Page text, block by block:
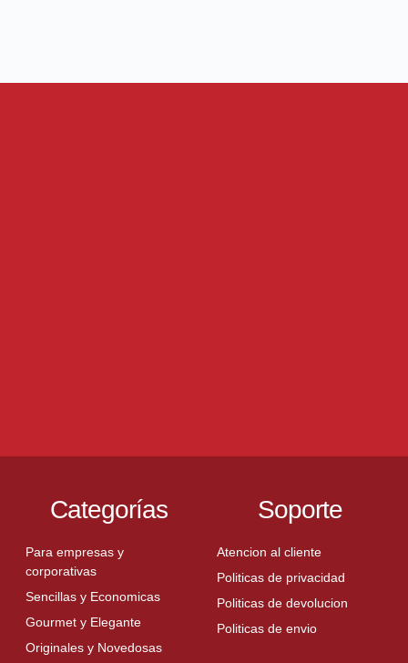
Categorías
Para empresas y
corporativas
Sencillas y Economicas
Gourmet y Elegante
Originales y Novedosas
Soporte
Atencion al cliente
Politicas de privacidad
Politicas de devolucion
Politicas de envio